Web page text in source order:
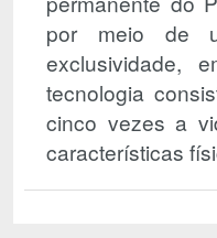
por meio de
exclusividade,
tecnologia
cinco vezes a
características